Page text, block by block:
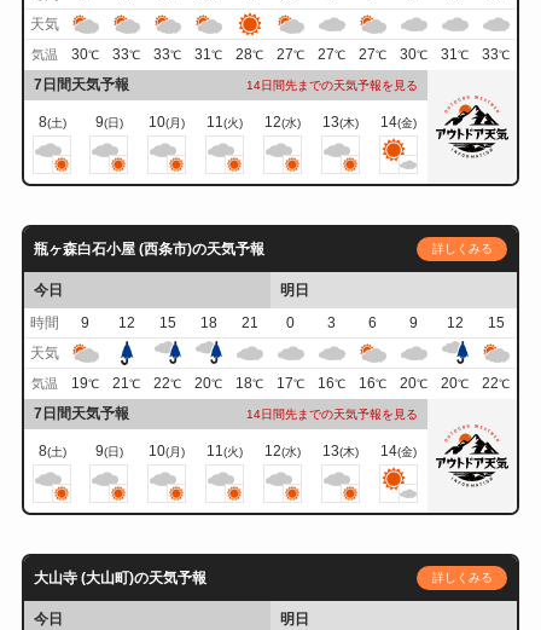
天気
気温 30℃ 33℃ 33℃ 31℃ 28℃ 27℃ 27℃ 27℃ 30℃ 31℃ 33℃
7日間天気予報 14日間先までの天気予報を見る
8(土) 9(日) 10(月) 11 (火) 12(水) 13(木) 14(金)
瓶ヶ森白石小屋 (西条市)の天気予報 詳しくみる
今日
明日
時間
9 12 15 18 21 0 3 6 9 12
15
天気
気温 19℃ 21℃ 22℃ 20℃ 18℃ 17℃ 16℃ 16℃ 20℃ 20℃ 22℃
7日間天気予報 14日間先までの天気予報を見る
8(土) 9(日) 10(月) 11(火) 12(水) 13(木) 14(金)
大山寺 (大山町)の天気予報 詳しくみる
今日
明日